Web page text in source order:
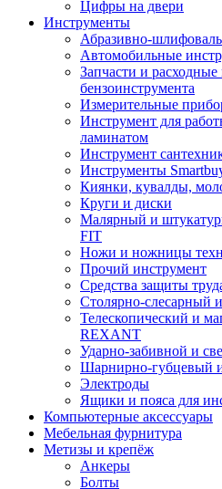
Цифры на двери
Инструменты
Абразивно-
Автомобильные
Запчасти и
бензоинструмента
Измерительные
Инструмент для
ламинатом
Инструмент
Инструменты
Киянки, кувалды,
Круги и диски
Малярный и
FIT
Ножи и ножницы
Прочий инструмент
Средства защиты
Столярно-слесарный
Телескопический и
REXANT
Ударно-забивной и
Шарнирно-губцевый
Электроды
Ящики и пояса для
Компьютерные аксессуары
Мебельная фурнитура
Метизы и крепёж
Анкеры
Болты